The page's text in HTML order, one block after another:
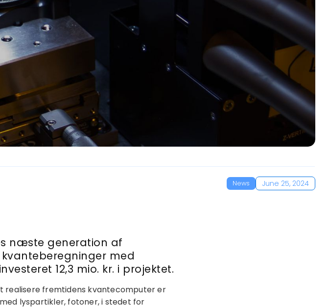
News June 25, 2024
næste generation af
med
12,3 mio. kr. i projektet.
realisere fremtidens kvantecomputer er
lyspartikler, fotoner, i stedet for